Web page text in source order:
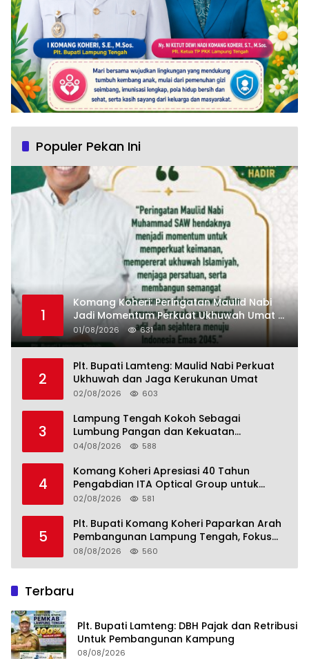
Populer Pekan Ini
1
Komang Koheri: Peringatan Maulid Nabi
Jadi Momentum Perkuat Ukhuwah Umat di
Lampung Tengah
01/08/2026 631
2
Plt. Bupati Lamteng: Maulid Nabi Perkuat
Ukhuwah dan Jaga Kerukunan Umat
02/08/2026 603
3
Lampung Tengah Kokoh Sebagai
Lumbung Pangan dan Kekuatan
Perkebunan Lampung, Komang Koheri:
Menuju Indonesia Emas 2045
04/08/2026 588
4
Komang Koheri Apresiasi 40 Tahun
Pengabdian ITA Optical Group untuk
Kesehatan Mata Masyarakat Lamteng
02/08/2026 581
5
Plt. Bupati Komang Koheri Paparkan Arah
Pembangunan Lampung Tengah, Fokus
pada SDM, Ekonomi, Infrastruktur dan
08/08/2026 560
Terbaru
Plt. Bupati Lamteng: DBH Pajak dan Retribusi
Untuk Pembangunan Kampung
08/08/2026